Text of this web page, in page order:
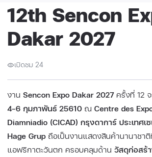
12th Sencon
Dakar 2027
เปิดชม 24
งาน Sencon Expo Dakar 2027ครั้งที่ 12 จ
4–6 กุมภาพันธ์ 25610 ณ Centre des
Diamniadio (CICAD) กรุงดาการ์ ประเทศเ
Hage Grup ถือเป็นงานแสดงสินค้านานาชา
แอฟริกาตะวันตก ครอบคลุมด้าน วัสดุก่อสร้